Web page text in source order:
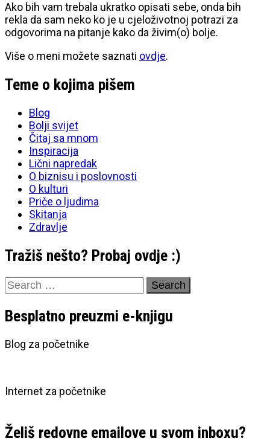
Ako bih vam trebala ukratko opisati sebe, onda bih
rekla da sam neko ko je u cjeloživotnoj potrazi za
odgovorima na pitanje kako da živim(o) bolje.
Više o meni možete saznati ovdje.
Teme o kojima pišem
Blog
Bolji svijet
Čitaj sa mnom
Inspiracija
Lični napredak
O biznisu i poslovnosti
O kulturi
Priče o ljudima
Skitanja
Zdravlje
Tražiš nešto? Probaj ovdje :)
Search
for:
Besplatno preuzmi e-knjigu
Blog za početnike
Internet za početnike
Želiš redovne emailove u svom inboxu?